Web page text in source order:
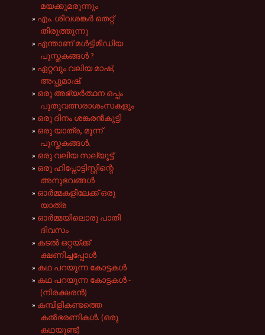
മയക്കുമരുന്നും
എം. ശിവശങ്കർ തെറ്റ്
തിരുത്തുന്നു
എന്താണ് മൾട്ടിമീഡിയ
പുസ്തകങ്ങൾ ?
ഏറ്റവും വലിയ മാഷ്,
അപ്പുമാഷ്.
ഒരു അഭ്യർത്ഥന ഒപ്പം
പുതുവത്സരാശംസകളും
ഒരു ദിനം ശങ്കരൻകുട്ടി
ഒരു യാത്ര, മൂന്ന്
പുസ്തകങ്ങൾ.
ഒരു വലിയ സല്യൂട്ട്
ഒരു ഹിപ്നോട്ടിസ്റ്റിന്റെ
അനുഭവങ്ങൾ
ഓർമ്മകളിലേക്ക് ഒരു
യാത്ര
ഓർമ്മയിലൊരു പാതി
ദിവസം
കടൽ ഒറ്റയ്ക്ക്
ക്ഷണിച്ചപ്പോൾ
കഥ പറയുന്ന കോട്ടകൾ
കഥ പറയുന്ന കോട്ടകൾ -
(നിരക്ഷരൻ)
കമ്പിളികണ്ടത്തെ
കൽഭരണികൾ. (ഒരു
കഥയുണ്ട്)